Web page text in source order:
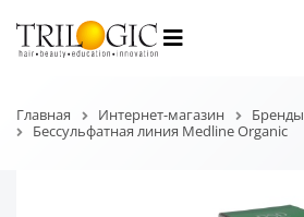
Главная Интернет-магазин Бренды
Бессульфатная линия Medline Organic